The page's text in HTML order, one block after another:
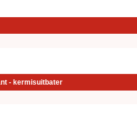
- kermisuitbater